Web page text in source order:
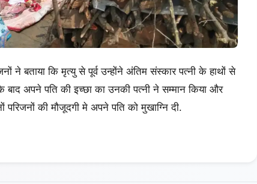
ने बताया कि मृत्यु से पूर्व उन्होंने अंतिम संस्कार पत्नी के हाथों से
बाद अपने पति की इच्छा का उनकी पत्नी ने सम्मान किया और
परिजनों की मौजूदगी मे अपने पति को मुखाग्नि दी.